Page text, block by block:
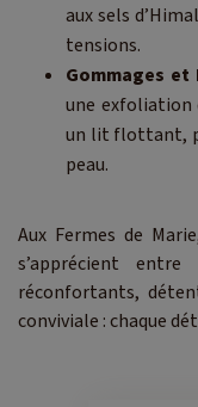
aux sels
tensions.
Gommages
une exfoliation
un lit flottant,
peau.
Aux Fermes de
s’apprécient
réconfortants,
conviviale : chaque